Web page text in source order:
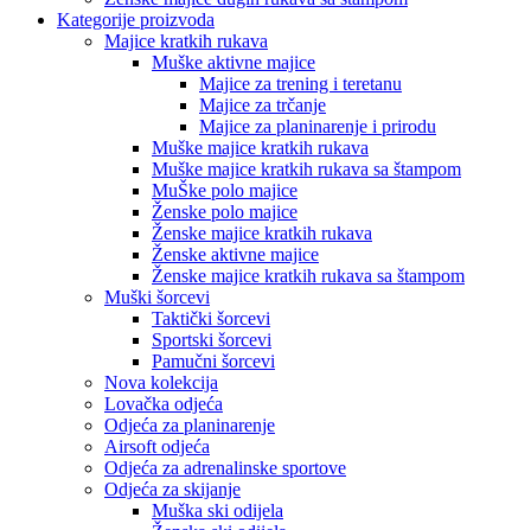
Kategorije proizvoda
Majice kratkih rukava
Muške aktivne majice
Majice za trening i teretanu
Majice za trčanje
Majice za planinarenje i prirodu
Muške majice kratkih rukava
Muške majice kratkih rukava sa štampom
MuŠke polo majice
Ženske polo majice
Ženske majice kratkih rukava
Ženske aktivne majice
Ženske majice kratkih rukava sa štampom
Muški šorcevi
Taktički šorcevi
Sportski šorcevi
Pamučni šorcevi
Nova kolekcija
Lovačka odjeća
Odjeća za planinarenje
Airsoft odjeća
Odjeća za adrenalinske sportove
Odjeća za skijanje
Muška ski odijela